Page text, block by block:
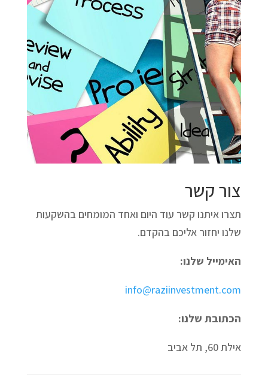
צור קשר
תצרו איתנו קשר עוד היום ואחד המומחים בהשקעות
שלנו יחזור אליכם בהקדם.
האימייל שלנו:
info@raziinvestment.com
הכתובת שלנו:
אילת 60, תל אביב